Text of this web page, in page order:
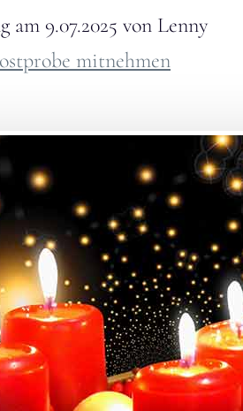
am 9.07.2025 von Lenny
mitnehmen